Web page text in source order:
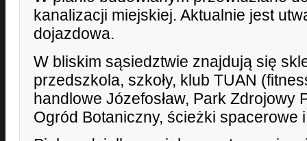
kanalizacji miejskiej. Aktualnie jest
dojazdowa.
W bliskim sąsiedztwie znajdują się
przedszkola, szkoły, klub TUAN
handlowe Józefosław, Park Zdrojowy
Ogród Botaniczny, ścieżki spacerowe